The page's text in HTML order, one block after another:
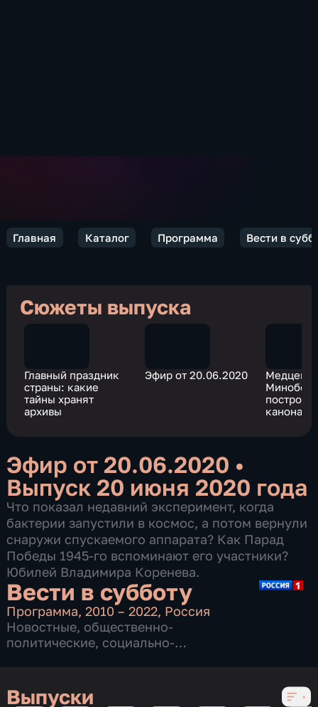
Главная Каталог Программа Вести в
Сюжеты выпуска
Главный праздник
страны: какие
тайны хранят
архивы
Эфир от 20.06.2020
Медцентр
канонам
Эфир от 20.06.2020 •
Выпуск 20 июня 2020 года
Что показал недавний эксперимент, когда
бактерии запустили в космос, а потом вернули
снаружи спускаемого аппарата? Как Парад
Победы 1945-го вспоминают его участники?
Юбилей Владимира Коренева.
Вести в субботу
Программа,2010 – 2022, Россия
Новостные, общественно-
политические, социально-
Выпуски